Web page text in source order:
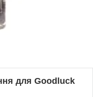
для Goodluck